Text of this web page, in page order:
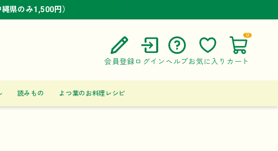
県のみ1,500円）
県のみ1,500円）
県のみ1,500円）
会員登録 ログイン ヘルプ
ご利用ガイド
お問い合わせ
お気に入り カート
0
読みもの よつ葉のお料理レシピ